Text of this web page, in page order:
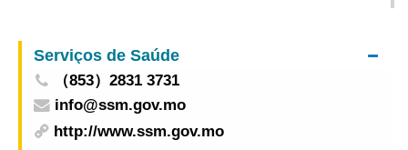
Serviços de Saúde
（853）2831 3731
info@ssm.gov.mo
http://www.ssm.gov.mo